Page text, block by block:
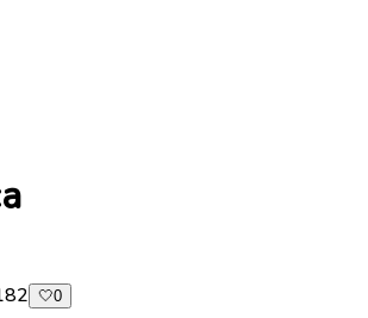
🤍0